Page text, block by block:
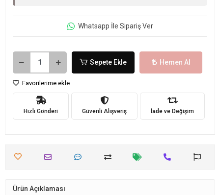
Whatsapp İle Sipariş Ver
Sepete Ekle Hemen Al
Favorilerime ekle
Hızlı Gönderi Güvenli Alışveriş İade ve Değişim
Ürün Açıklaması